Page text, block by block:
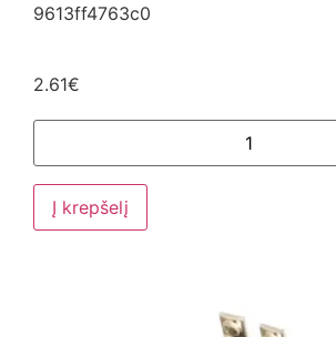
9613ff4763c0
2.61€
Į krepšelį